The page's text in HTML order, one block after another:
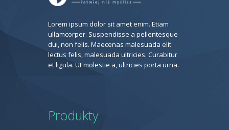
Lorem ipsum dolor sit amet enim. Etiam
ullamcorper. Suspendisse a pellentesque
dui, non felis. Maecenas malesuada elit
lectus felis, malesuada ultricies. Curabitur
et ligula. Ut molestie a, ultricies porta urna.
Produkty